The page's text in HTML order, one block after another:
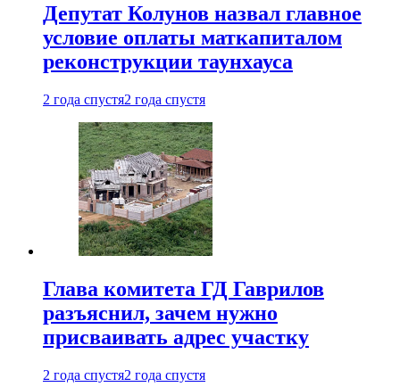
Депутат Колунов назвал главное
условие оплаты маткапиталом
реконструкции таунхауса
2 года спустя2 года спустя
Глава комитета ГД Гаврилов
разъяснил, зачем нужно
присваивать адрес участку
2 года спустя2 года спустя